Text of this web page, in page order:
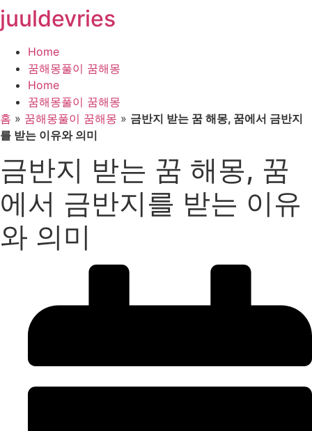
콘
텐
뛰
기
juuldevries
Home
꿈해몽풀이 꿈해몽
Home
꿈해몽풀이 꿈해몽
홈 » 꿈해몽풀이 꿈해몽 » 금반지 받는 꿈 해몽, 꿈에서 금반지
를 받는 이유와 의미
금반지 받는 꿈 해몽, 꿈
에서 금반지를 받는 이유
와 의미